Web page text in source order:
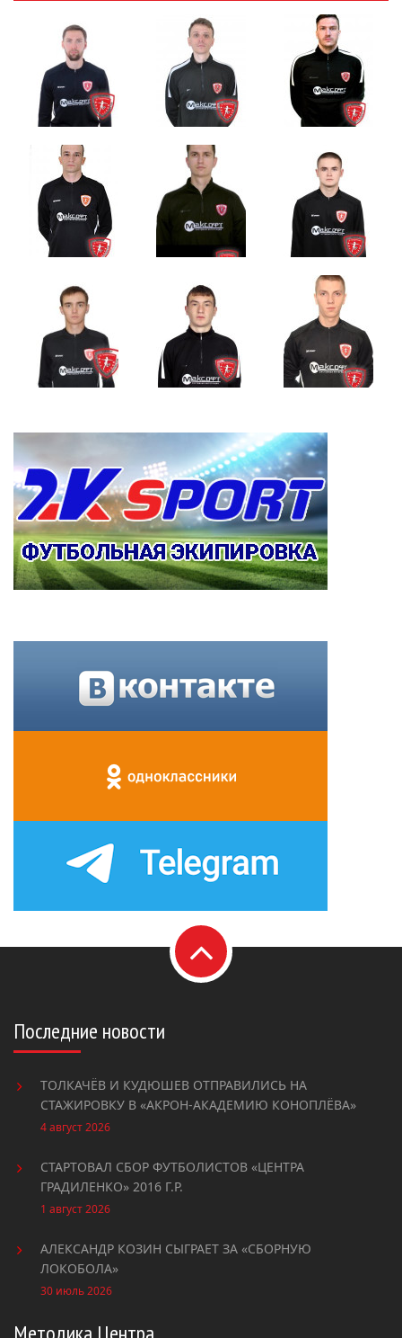
Последние новости
ТОЛКАЧЁВ И КУДЮШЕВ ОТПРАВИЛИСЬ НА
СТАЖИРОВКУ В «АКРОН-АКАДЕМИЮ КОНОПЛËВА»
4 август 2026
СТАРТОВАЛ СБОР ФУТБОЛИСТОВ «ЦЕНТРА
ГРАДИЛЕНКО» 2016 Г.Р.
1 август 2026
АЛЕКСАНДР КОЗИН СЫГРАЕТ ЗА «СБОРНУЮ
ЛОКОБОЛА»
30 июль 2026